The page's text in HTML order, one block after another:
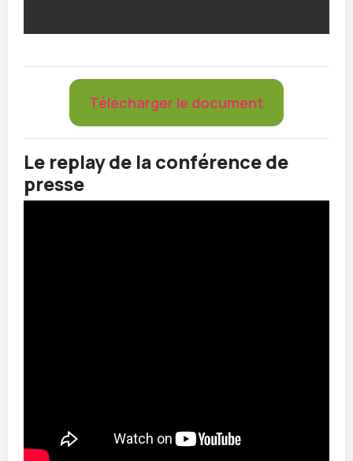
Télécharger le document
Le replay de la conférence de
presse